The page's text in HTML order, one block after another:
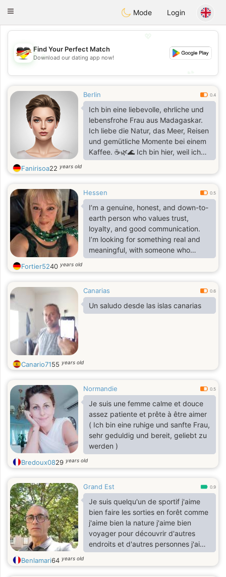
DeutschDating
Toggle
Mode Login
💖
💕
Find Your Perfect Match
Download our dating app now!
Berlin 0.4
Ich bin eine liebevolle, ehrliche und
lebensfrohe Frau aus Madagaskar.
Ich liebe die Natur, das Meer, Reisen
und gemütliche Momente bei einem
Kaffee. ☕🌿🌊 Ich bin hier, weil ich
einen ehrlichen und treuen Mann
kennenlernen möchte, der es ernst
Zukunft wünscht. ❤️
Fanirisoa22 years old
Hessen 0.5
I’m a genuine, honest, and down-to-
earth person who values trust,
loyalty, and good communication.
I’m looking for something real and
meaningful, with someone who
enjoys laughing, having good
conversations, and making
drama or dishonesty, and I believe a
strong relationship starts with
friendship, respect, and trust.
Fortier5240 years old
Canarias 0.6
Un saludo desde las islas canarias
Canario7155 years old
Normandie 0.5
Je suis une femme calme et douce
assez patiente et prête à être aimer
( Ich bin eine ruhige und sanfte Frau,
sehr geduldig und bereit, geliebt zu
werden )
Bredoux0829 years old
Grand Est 0.9
Je suis quelqu'un de sportif j'aime
bien faire les sorties en forêt comme
j'aime bien la nature j'aime bien
voyager pour découvrir d'autres
endroits et d'autres personnes j'aime
bien faire des sorties avec des amis
pour faire des jeux de société je suis
Benlamari64 years old